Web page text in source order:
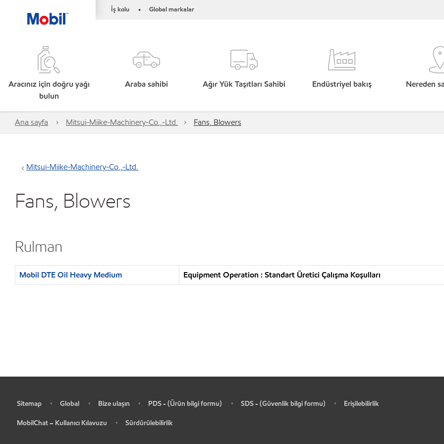
İş kolu • Global markalar
Aracınız için doğru yağı
bulun
Araba sahibi Ağır Yük Taşıtları Sahibi Endüstriyel bakış Nereden
Ana sayfa Mitsui-Miike-Machinery-Co.,-Ltd. Fans, Blowers
Mitsui-Miike-Machinery-Co.,-Ltd.
Fans, Blowers
Rulman
Mobil DTE Oil Heavy Medium Equipment Operation : Standart Üretici Çalışma Koşulları
Sitemap • Global • Bize ulaşın • PDS - (Ürün bilgi formu) • SDS - (Güvenlik bilgi formu) • Erişilebilirlik
MobilChat – Kullanıcı Kılavuzu • Sürdürülebilirlik